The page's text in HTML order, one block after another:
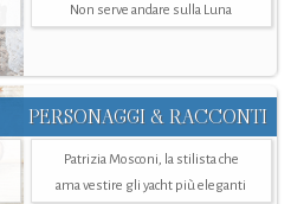
Non serve andare sulla Luna
PERSONAGGI & RACCONTI
Patrizia Mosconi, la stilista che
ama vestire gli yacht più eleganti